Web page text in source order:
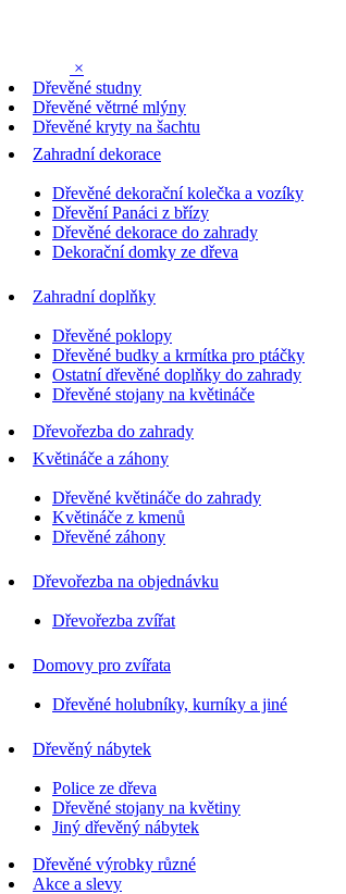
×
Dřevěné studny
Dřevěné větrné mlýny
Dřevěné kryty na šachtu
Zahradní dekorace
Dřevěné dekorační kolečka a vozíky
Dřevění Panáci z břízy
Dřevěné dekorace do zahrady
Dekorační domky ze dřeva
Zahradní doplňky
Dřevěné poklopy
Dřevěné budky a krmítka pro ptáčky
Ostatní dřevěné doplňky do zahrady
Dřevěné stojany na květináče
Dřevořezba do zahrady
Květináče a záhony
Dřevěné květináče do zahrady
Květináče z kmenů
Dřevěné záhony
Dřevořezba na objednávku
Dřevořezba zvířat
Domovy pro zvířata
Dřevěné holubníky, kurníky a jiné
Dřevěný nábytek
Police ze dřeva
Dřevěné stojany na květiny
Jiný dřevěný nábytek
Dřevěné výrobky různé
Akce a slevy